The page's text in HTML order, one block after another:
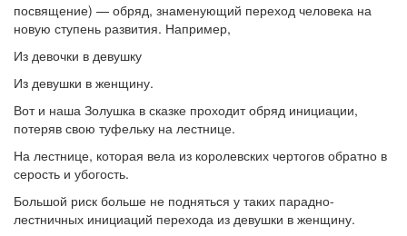
посвящение) — обряд, знаменующий переход человека на
новую ступень развития. Например,
Из девочки в девушку
Из девушки в женщину.
Вот и наша Золушка в сказке проходит обряд инициации,
потеряв свою туфельку на лестнице.
На лестнице, которая вела из королевских чертогов обратно в
серость и убогость.
Большой риск больше не подняться у таких парадно-
лестничных инициаций перехода из девушки в женщину.